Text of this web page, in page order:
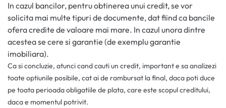
In cazul bancilor, pentru obtinerea unui credit, se vor
solicita mai multe tipuri de documente, dat fiind ca bancile
ofera credite de valoare mai mare. In cazul unora dintre
acestea se cere si garantie (de exemplu garantie
imobiliara).
Ca si concluzie, atunci cand cauti un credit, important e sa analizezi
toate optiunile posibile, cat ai de rambursat la final, daca poti duce
pe toata perioada obligatiile de plata, care este scopul creditului,
daca e momentul potrivit.